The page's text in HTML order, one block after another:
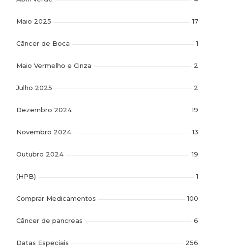
Maio 2025 17
Câncer de Boca 1
Maio Vermelho e Cinza 2
Julho 2025 2
Dezembro 2024 19
Novembro 2024 13
Outubro 2024 19
(HPB) 1
Comprar Medicamentos 100
Câncer de pancreas 6
Datas Especiais 256